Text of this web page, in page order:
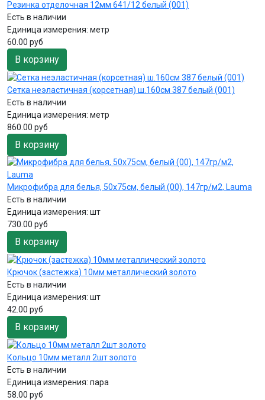
Резинка отделочная 12мм 641/12 белый (001)
Есть в наличии
Единица измерения: метр
60.00 руб
В корзину
Сетка неэластичная (корсетная) ш.160см 387 белый (001)
Есть в наличии
Единица измерения: метр
860.00 руб
В корзину
Микрофибра для белья, 50х75см, белый (00), 147гр/м2, Lauma
Есть в наличии
Единица измерения: шт
730.00 руб
В корзину
Крючок (застежка) 10мм металлический золото
Есть в наличии
Единица измерения: шт
42.00 руб
В корзину
Кольцо 10мм металл 2шт золото
Есть в наличии
Единица измерения: пара
58.00 руб